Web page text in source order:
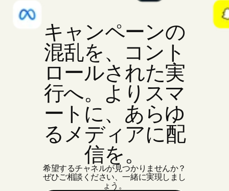
キャンペーンの
混乱を、コント
ロールされた実
行へ。よりスマ
ートに、あらゆ
るメディアに配
信を。
希望するチャネルが見つかりませんか？
ぜひご相談ください、一緒に実現しまし
ょう。